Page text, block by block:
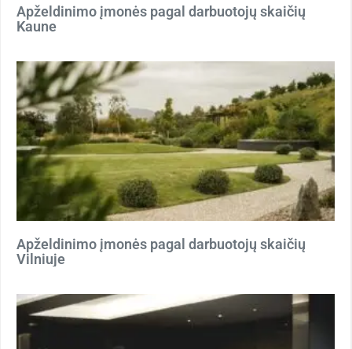
Apželdinimo įmonės pagal darbuotojų skaičių
Kaune
Apželdinimo įmonės pagal darbuotojų skaičių
Vilniuje